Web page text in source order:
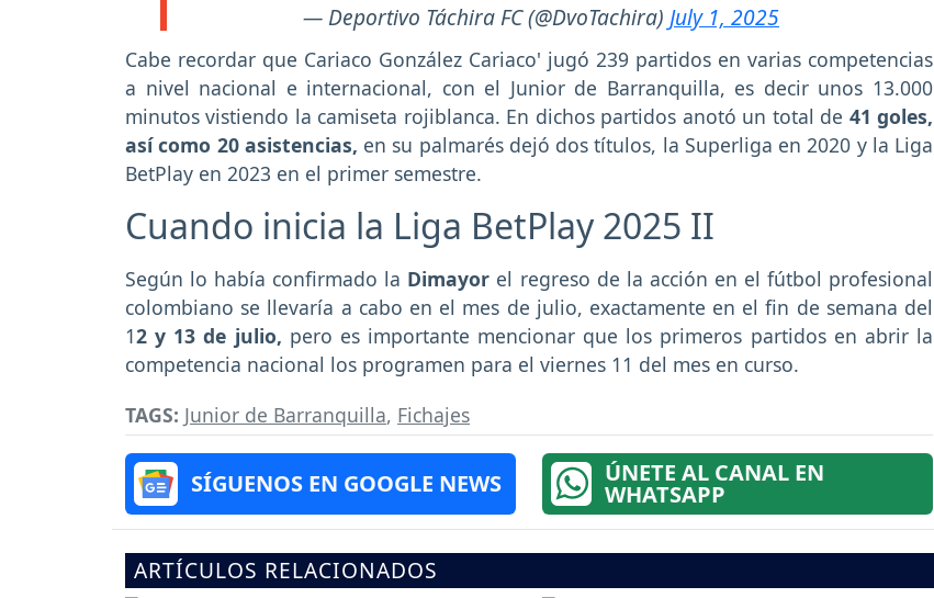
— Deportivo Táchira FC (@DvoTachira) July 1, 2025
Cabe recordar que Cariaco González Cariaco' jugó 239 partidos en varias competencias
a nivel nacional e internacional, con el Junior de Barranquilla, es decir unos 13.000
minutos vistiendo la camiseta rojiblanca. En dichos partidos anotó un total de 41 goles,
así como 20 asistencias, en su palmarés dejó dos títulos, la Superliga en 2020 y la Liga
BetPlay en 2023 en el primer semestre.
Cuando inicia la Liga BetPlay 2025 II
Según lo había confirmado la Dimayor el regreso de la acción en el fútbol profesional
colombiano se llevaría a cabo en el mes de julio, exactamente en el fin de semana del
12 y 13 de julio, pero es importante mencionar que los primeros partidos en abrir la
competencia nacional los programen para el viernes 11 del mes en curso.
TAGS: Junior de Barranquilla, Fichajes
SÍGUENOS EN GOOGLE NEWS ÚNETE AL CANAL EN
WHATSAPP
ARTÍCULOS RELACIONADOS